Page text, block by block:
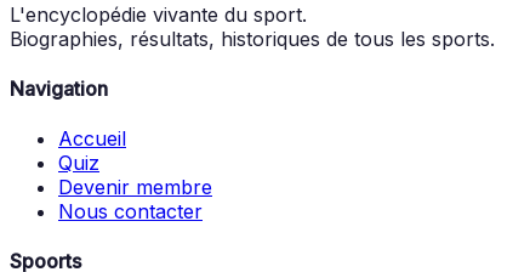
L'encyclopédie vivante du sport.
Biographies, résultats, historiques de tous les sports.
Navigation
Accueil
Quiz
Devenir membre
Nous contacter
Spoorts